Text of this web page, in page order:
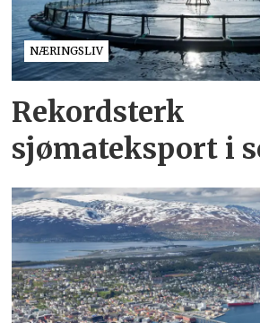
NÆRINGSLIV
Rekordsterk
sjømateksport i